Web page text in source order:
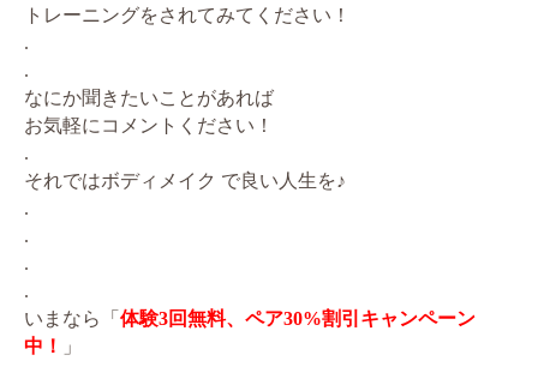
トレーニングをされてみてください！
.
.
なにか聞きたいことがあれば
お気軽にコメントください！
.
それではボディメイク で良い人生を♪
.
.
.
.
いまなら「 体験3回無料、ペア30%割引キャンペーン
中！
」